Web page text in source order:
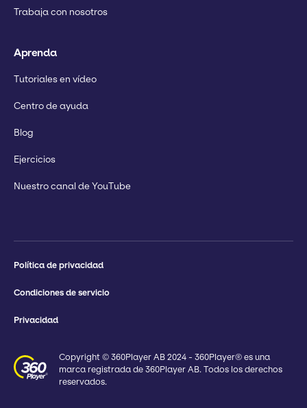
Trabaja con nosotros
Aprenda
Tutoriales en vídeo
Centro de ayuda
Blog
Ejercicios
Nuestro canal de YouTube
Política de privacidad
Condiciones de servicio
Privacidad
Copyright © 360Player AB 2024 - 360Player® es una
marca registrada de 360Player AB. Todos los derechos
reservados.